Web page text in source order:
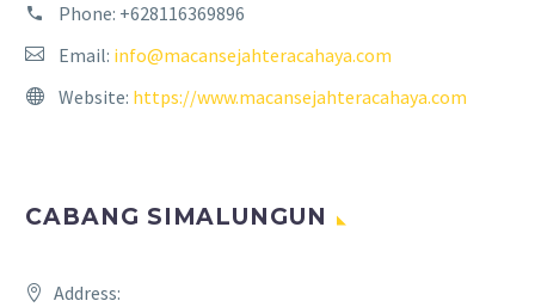
Phone: +628116369896
Email: info@macansejahteracahaya.com
Website: https://www.macansejahteracahaya.com
CABANG SIMALUNGUN
Address: